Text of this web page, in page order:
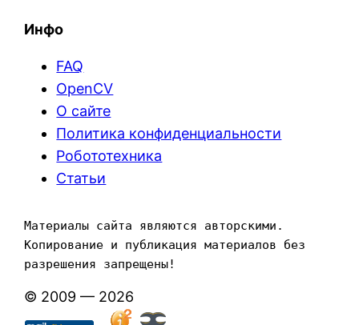
Инфо
FAQ
OpenCV
О сайте
Политика конфиденциальности
Робототехника
Статьи
Материалы сайта являются авторскими.
Копирование и публикация материалов без
разрешения запрещены!
© 2009 — 2026